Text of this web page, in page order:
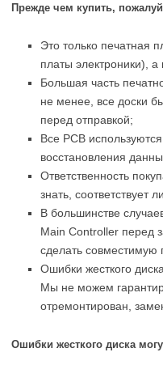
Прежде чем купить,
Это только печатная
платы электроники), а
Большая часть
не менее, все доски
перед отправкой;
Все PCB
восстановления
Ответственность
знать, соответствует
В большинстве
Main Controller перед
сделать совместимую
Ошибки жесткого
Мы не можем
отремонтирован,
Ошибки жесткого диска